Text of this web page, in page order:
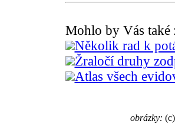
Mohlo by Vás také
Několik rad k
Žraločí druhy
Atlas všech
obrázky: